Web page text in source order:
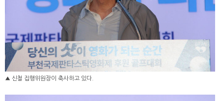
▲ 신철 집행위원장이 축사하고 있다.